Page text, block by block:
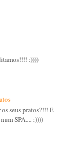
:))))
seus pratos?!!! E
SPA.... :))))